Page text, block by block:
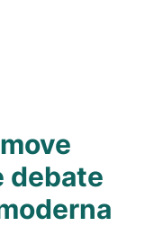
debate